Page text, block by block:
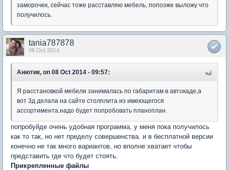
заморочек, сейчас тоже расставляю мебель, попозже выложу что
получилось.
tania787878
08 Oct 2014
Анютик, on 08 Oct 2014 - 09:57:
Я расстановкой мебели занималась по габаритам в автокаде,а
вот 3д делала на сайте столплита из имеющегося
ассортимента.надо будет попробовать планоплан.
попробуйде очень удобная программа, у меня пока получилось
как то так, но нет пределу совершенства. и в бесплатной версии
конечно не так много вариантов, но вполне хватает чтобы
представить где что будет стоять.
Прикрепленные файлы